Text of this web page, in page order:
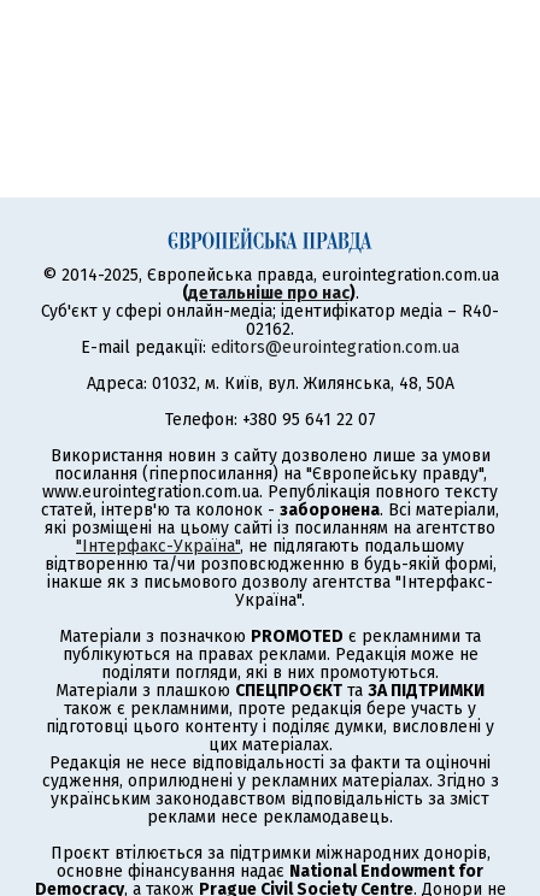
© 2014-2025, Європейська правда, eurointegration.com.ua
(детальніше про нас).
Суб'єкт у сфері онлайн-медіа; ідентифікатор медіа – R40-
02162.
E-mail редакції: editors@eurointegration.com.ua
Адреса: 01032, м. Київ, вул. Жилянська, 48, 50А
Телефон: +380 95 641 22 07
Використання новин з сайту дозволено лише за умови
посилання (гіперпосилання) на "Європейську правду",
www.eurointegration.com.ua. Републікація повного тексту
статей, інтерв'ю та колонок - заборонена. Всі матеріали,
які розміщені на цьому сайті із посиланням на агентство
"Інтерфакс-Україна", не підлягають подальшому
відтворенню та/чи розповсюдженню в будь-якій формі,
інакше як з письмового дозволу агентства "Інтерфакс-
Україна".
Матеріали з позначкою PROMOTED є рекламними та
публікуються на правах реклами. Редакція може не
поділяти погляди, які в них промотуються.
Матеріали з плашкою СПЕЦПРОЄКТ та ЗА ПІДТРИМКИ
також є рекламними, проте редакція бере участь у
підготовці цього контенту і поділяє думки, висловлені у
цих матеріалах.
Редакція не несе відповідальності за факти та оціночні
судження, оприлюднені у рекламних матеріалах. Згідно з
українським законодавством відповідальність за зміст
реклами несе рекламодавець.
Проєкт втілюється за підтримки міжнародних донорів,
основне фінансування надає National Endowment for
Democracy, а також Prague Civil Society Centre. Донори не